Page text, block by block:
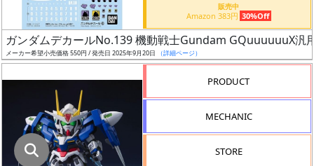
最
安
販売中
Amazon 383円 30%Off
ガンダムデカールNo.139 機動戦士Gundam GQuuuuuuX汎
メーカー希望小売価格 550円 / 発売日 2025年9月20日 （詳細ページ）
PRODUCT
MECHANIC
STORE